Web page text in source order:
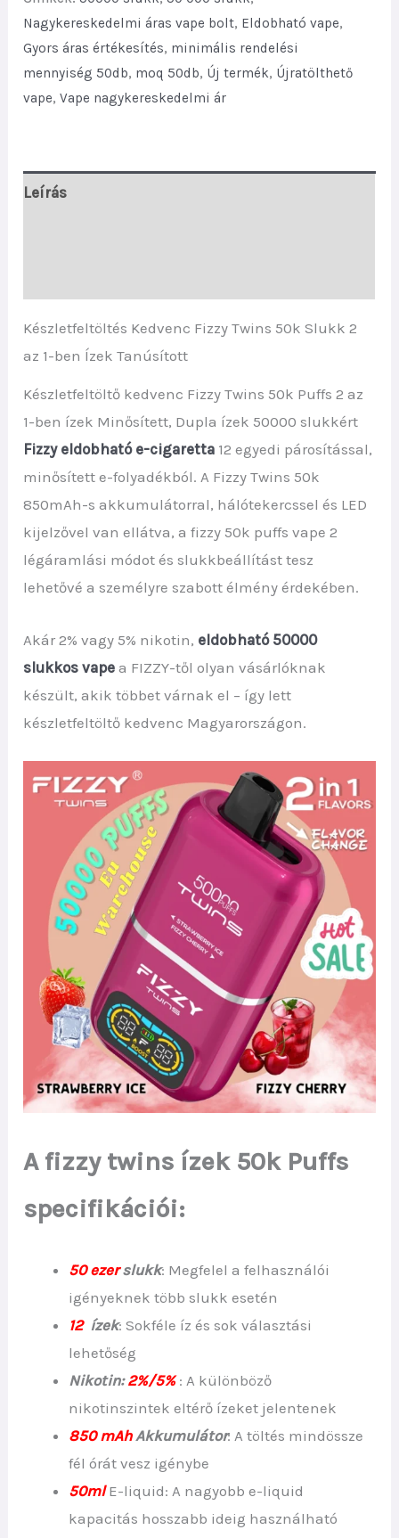
1
Flavors
Certified
quantity
Nagykereskedelmi áras vape bolt, Eldobható vape,
Gyors áras értékesítés, minimális rendelési
mennyiség 50db, moq 50db, Új termék, Újratölthető
vape,Vape nagykereskedelmi ár
Leírás
Készletfeltöltés Kedvenc Fizzy Twins 50k Slukk 2
az 1-ben Ízek Tanúsított
Készletfeltöltő kedvenc Fizzy Twins 50k Puffs 2 az
1-ben ízek Minősített, Dupla ízek 50000 slukkért
Fizzy eldobható e-cigaretta 12 egyedi párosítással,
minősített e-folyadékból. A Fizzy Twins 50k
850mAh-s akkumulátorral, hálótekercssel és LED
kijelzővel van ellátva, a fizzy 50k puffs vape 2
légáramlási módot és slukkbeállítást tesz
lehetővé a személyre szabott élmény érdekében.
Akár 2% vagy 5% nikotin, eldobható 50000
slukkos vape a FIZZY-től olyan vásárlóknak
készült, akik többet várnak el – így lett
készletfeltöltő kedvenc Magyarországon.
A fizzy twins ízek 50k Puffs
specifikációi:
50 ezerslukk: Megfelel a felhasználói
igényeknek több slukk esetén
12 ízek: Sokféle íz és sok választási
lehetőség
Nikotin:2%/5% : A különböző
nikotinszintek eltérő ízeket jelentenek
850 mAhAkkumulátor: A töltés mindössze
fél órát vesz igénybe
50ml E-liquid: A nagyobb e-liquid
kapacitás hosszabb ideig használható